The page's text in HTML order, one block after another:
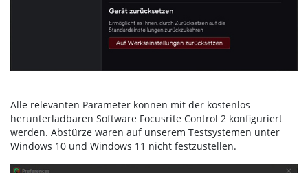
Alle relevanten Parameter können mit der kostenlos
herunterladbaren Software Focusrite Control 2 konfiguriert
werden. Abstürze waren auf unserem Testsystemen unter
Windows 10 und Windows 11 nicht festzustellen.